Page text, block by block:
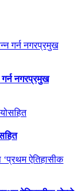
नगरप्रमुख